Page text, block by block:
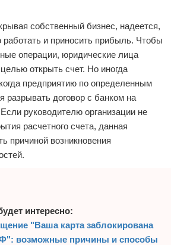
собственный бизнес, надеется,
работать и приносить прибыль. Чтобы
операции, юридические лица
открыть счет. Но иногда
предприятию по определенным
разрывать договор с банком на
руководителю организации не
расчетного счета, данная
причиной возникновения
интересно:
"Ваша карта заблокирована
возможные причины и способы